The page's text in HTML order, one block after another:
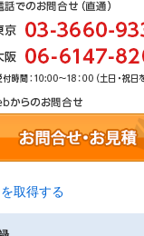
取得する